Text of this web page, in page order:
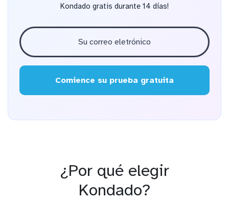
Kondado gratis durante 14 días!
Comience su prueba gratuita
¿Por qué elegir
Kondado?